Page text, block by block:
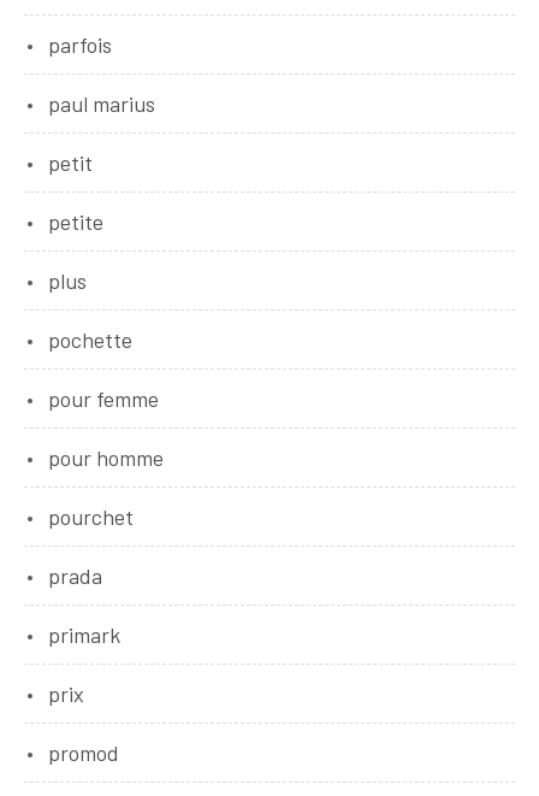
parfois
paul marius
petit
petite
plus
pochette
pour femme
pour homme
pourchet
prada
primark
prix
promod